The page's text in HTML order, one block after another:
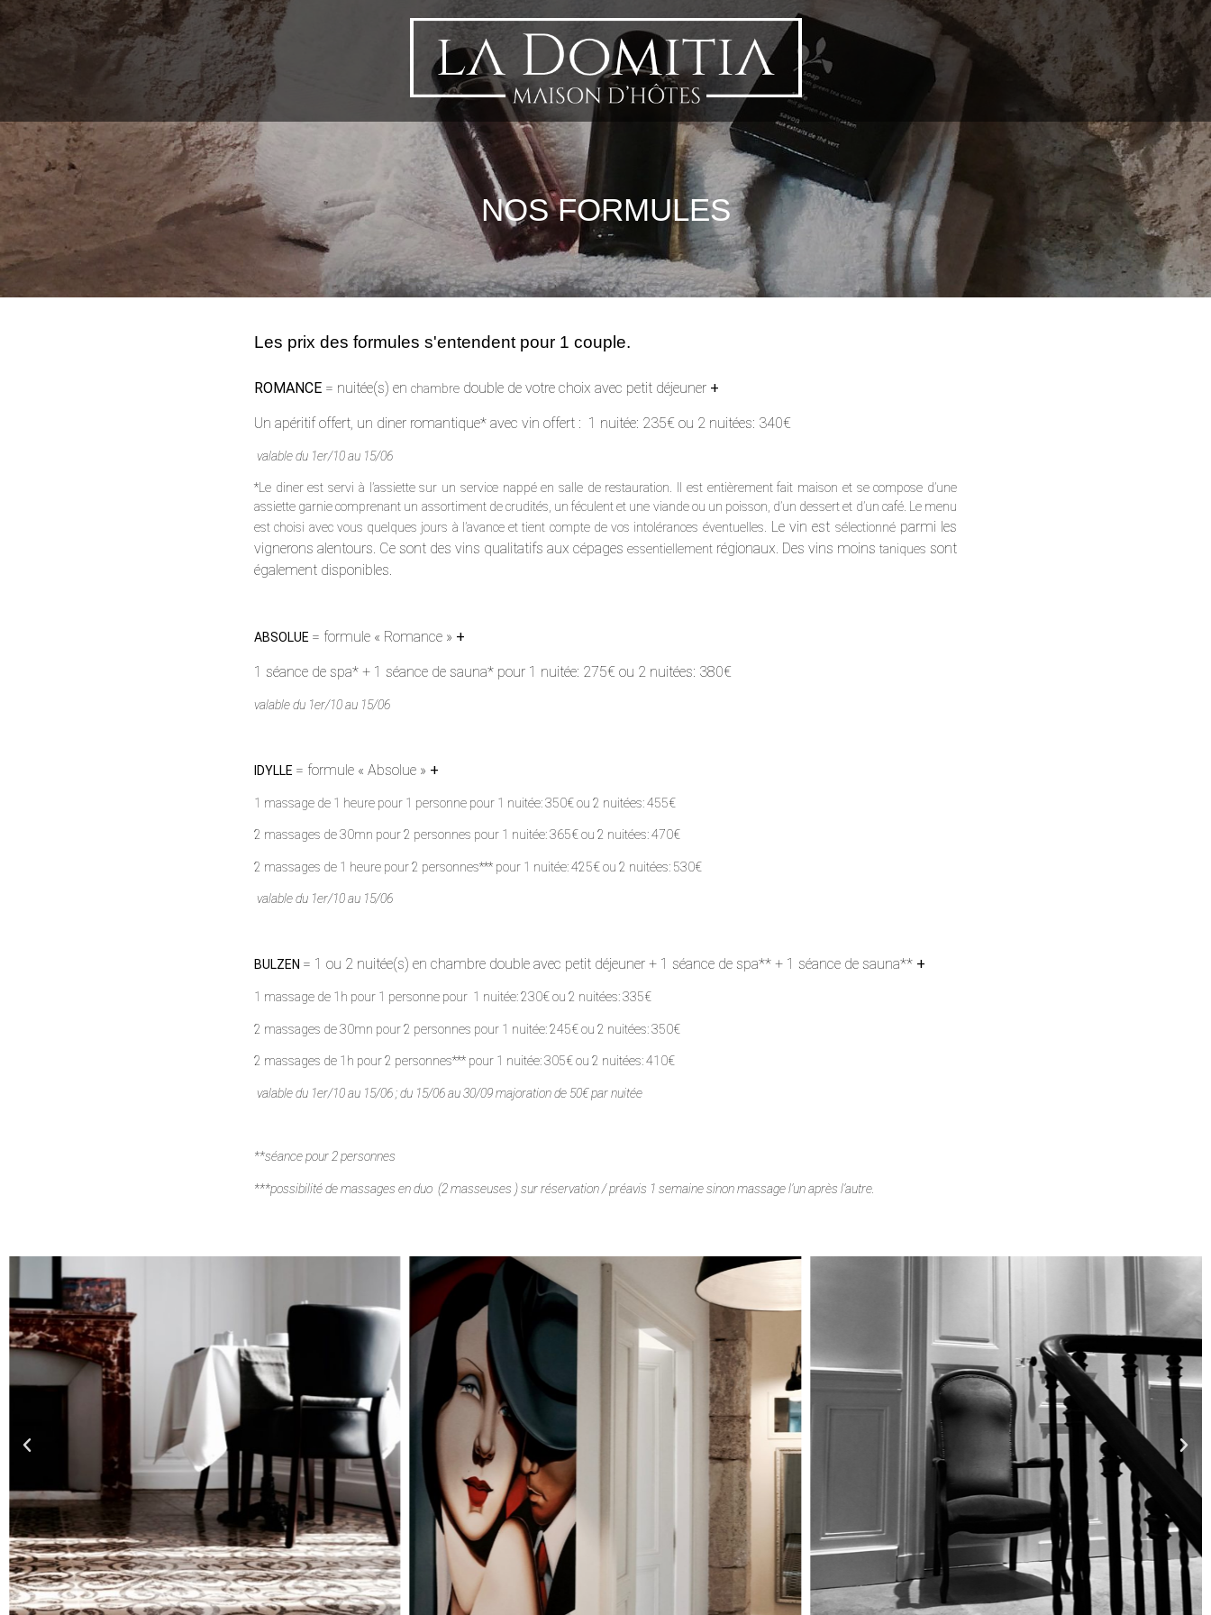
NOS FORMULES
Les prix des formules s'entendent pour 1 couple.
ROMANCE = nuitée(s) en chambre double de votre choix avec petit déjeuner +
Un apéritif offert, un diner romantique* avec vin offert : 1 nuitée: 235€ ou 2 nuitées: 340€
valable du 1er/10 au 15/06
*Le diner est servi à l’assiette sur un service nappé en salle de restauration. Il est entièrement fait maison et se compose d’une
assiette garnie comprenant un assortiment de crudités, un féculent et une viande ou un poisson, d’un dessert et d’un café. Le menu
est choisi avec vous quelques jours à l’avance et tient compte de vos intolérances éventuelles. Le vin est sélectionnéparmi les
vignerons alentours. Ce sont des vins qualitatifs aux cépages essentiellement régionaux. Des vins moins taniques sont
également disponibles.
ABSOLUE = formule « Romance » +
1 séance de spa* + 1 séance de sauna* pour 1 nuitée: 275€ ou 2 nuitées: 380€
valable du 1er/10 au 15/06
IDYLLE = formule « Absolue » +
1 massage de 1 heure pour 1 personne pour 1 nuitée: 350€ ou 2 nuitées: 455€
2 massages de 30mn pour 2 personnes pour 1 nuitée: 365€ ou 2 nuitées: 470€
2 massages de 1 heure pour 2 personnes*** pour 1 nuitée: 425€ ou 2 nuitées: 530€
valable du 1er/10 au 15/06
BULZEN = 1 ou 2 nuitée(s) en chambre double avec petit déjeuner + 1 séance de spa** + 1 séance de sauna** +
1 massage de 1h pour 1 personne pour 1 nuitée: 230€ ou 2 nuitées: 335€
2 massages de 30mn pour 2 personnes pour 1 nuitée: 245€ ou 2 nuitées: 350€
2 massages de 1h pour 2 personnes*** pour 1 nuitée: 305€ ou 2 nuitées: 410€
valable du 1er/10 au 15/06 ; du 15/06 au 30/09 majoration de 50€ par nuitée
**séance pour 2 personnes
***possibilité de massages en duo (2 masseuses ) sur réservation / préavis 1 semaine sinon massage l’un après l’autre.